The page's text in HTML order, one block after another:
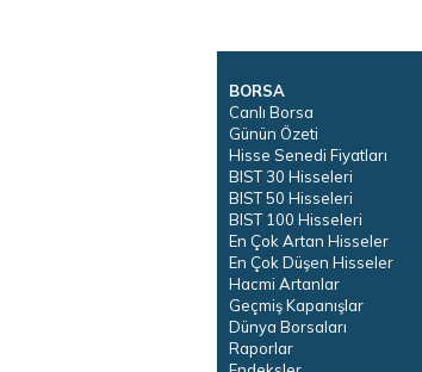
BORSA
Canlı Borsa
Günün Özeti
Hisse Senedi Fiyatları
BIST 30 Hisseleri
BIST 50 Hisseleri
BIST 100 Hisseleri
En Çok Artan Hisseler
En Çok Düşen Hisseler
Hacmi Artanlar
Geçmiş Kapanışlar
Dünya Borsaları
Raporlar